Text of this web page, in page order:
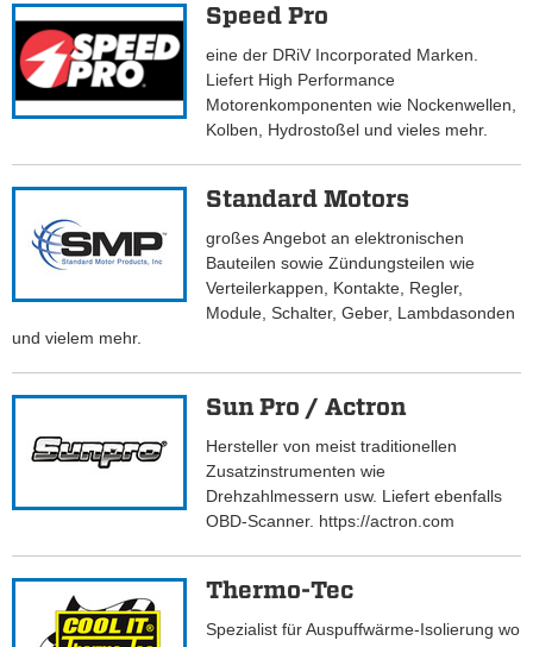
Speed Pro
eine der DRiV Incorporated Marken.
Liefert High Performance
Motorenkomponenten wie Nockenwellen,
Kolben, Hydrostoßel und vieles mehr.
Standard Motors
großes Angebot an elektronischen
Bauteilen sowie Zündungsteilen wie
Verteilerkappen, Kontakte, Regler,
Module, Schalter, Geber, Lambdasonden
und vielem mehr.
Sun Pro / Actron
Hersteller von meist traditionellen
Zusatzinstrumenten wie
Drehzahlmessern usw. Liefert ebenfalls
OBD-Scanner. https://actron.com
Thermo-Tec
Spezialist für Auspuffwärme-Isolierung wo